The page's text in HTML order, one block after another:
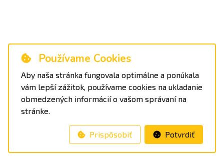
Používame Cookies
Aby naša stránka fungovala optimálne a ponúkala
vám lepší zážitok, používame cookies na ukladanie
obmedzených informácií o vašom správaní na
stránke.
Prispôsobiť Potvrdiť